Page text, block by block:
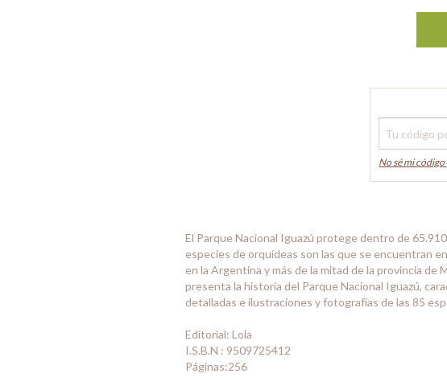
No sé mi
El Parque Nacional Iguazú protege dentro de
especies de orquídeas son las que se encuentran
en la Argentina y más de la mitad de la provincia
presenta la historia del Parque Nacional Iguazú,
detalladas e ilustraciones y fotografías de las 85
Editorial: Lola
I.S.B.N : 9509725412
Páginas:256